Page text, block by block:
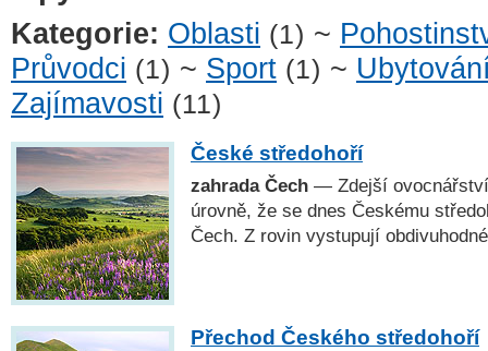
Kategorie: Oblasti (1) ~
Průvodci (1) ~ Sport (1) ~
Zajímavosti (11)
České středohoří
zahrada Čech — Zdejší
úrovně, že se dnes Českému
Čech. Z rovin vystupují
Přechod Českého středohoří